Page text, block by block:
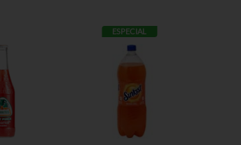
ESPECIAL